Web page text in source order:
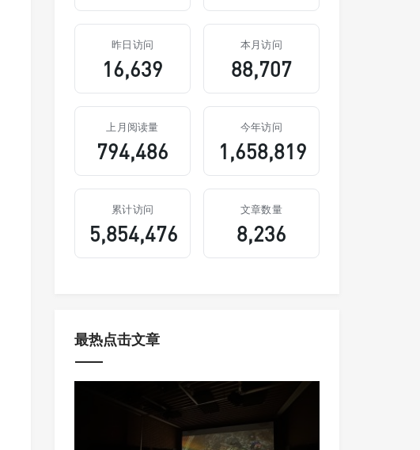
昨日访问
16,639
本月访问
88,707
上月阅读量
794,486
今年访问
1,658,819
累计访问
5,854,476
文章数量
8,236
最热点击文章